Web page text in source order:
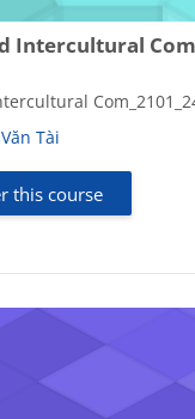
Intercultural
Tài
this course